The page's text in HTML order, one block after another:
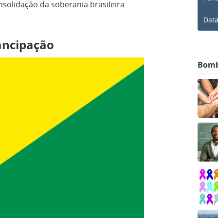
da soberania brasileira